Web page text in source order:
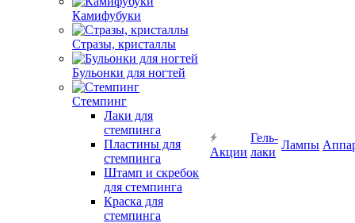
Камифубуки
Стразы, кристаллы
Бульонки для ногтей
Стемпинг
Лаки для
стемпинга
Пластины для
стемпинга
Штамп и скребок
для стемпинга
Краска для
стемпинга
Акции
Гель-
лаки
Лампы